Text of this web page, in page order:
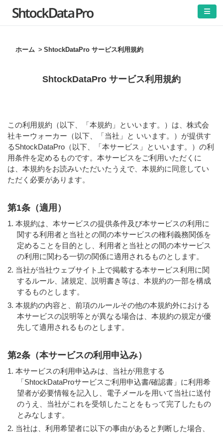
ホーム ShtockDataPro サービス利用規約
ShtockDataPro サービス利用規約
この利用規約（以下、「本規約」といいます。）は、株式会
社キーウォーカー（以下、「当社」と いいます。）が提供す
るShtockDataPro（以下、「本サービス」といいます。）の利
用条件を定めるものです。本サービスをご利用いただくに
は、本規約をお読みいただいたうえで、本規約に同意してい
ただく必要があります。
第1条（適用）
本規約は、本サービスの提供条件及び本サービスの利用に
関する利用者と当社との間の本サービスの権利義務関係を
定めることを目的とし、利用者と当社との間の本サービス
の利用に関わる一切の関係に適用されるものとします。
当社が当社ウェブサイト上で掲載する本サービス利用に関
するルール、諸規定、説明書き等は、本規約の一部を構成
するものとします。
本規約の内容と、前項のルールその他の本規約外における
本サービスの説明等とが異なる場合は、本規約の規定が優
先して適用されるものとします。
第2条（本サービスの利用申込み）
本サービスの利用申込みは、当社が用意する
「ShtockDataProサービスご利用申込書/確認書」に利用希
望者が必要情報を記入し、電子メールを用いて当社に送付
のうえ、当社がこれを受領したことをもって完了したもの
とみなします。
当社は、利用希望者に以下の事由があると判断した場合、